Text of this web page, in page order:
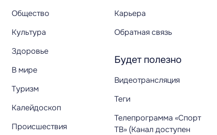
Общество
Культура
Здоровье
В мире
Туризм
Калейдоскоп
Происшествия
Карьера
Обратная связь
Будет полезно
Видеотрансляция
Теги
Телепрограмма «Спорт
ТВ» (Канал доступен